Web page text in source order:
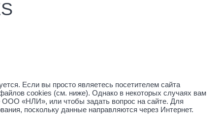
Если вы просто являетесь посетителем сайта
cookies (см. ниже). Однако в некоторых случаях вам
ООО «НЛИ», или чтобы задать вопрос на сайте. Для
поскольку данные направляются через Интернет.